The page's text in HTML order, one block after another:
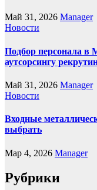
Май 31, 2026 Manager
Новости
Подбор персонала в
аутсорсингу
Май 31, 2026 Manager
Новости
Входные
выбрать
Мар 4, 2026 Manager
Рубрики